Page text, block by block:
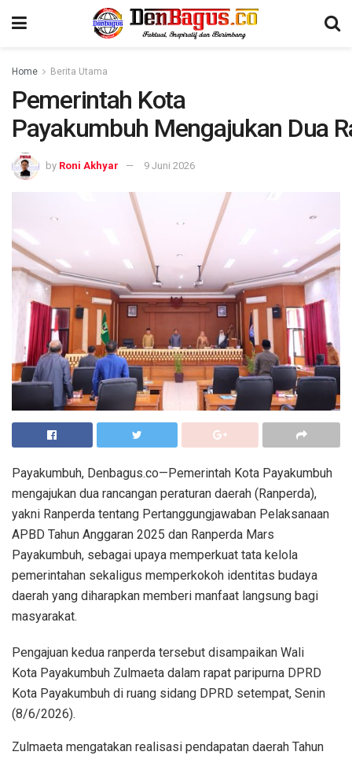
Home Berita Utama
Pemerintah Kota
Payakumbuh Mengajukan Dua
by Roni Akhyar 9 Juni 2026
Payakumbuh, Denbagus.co—Pemerintah Kota Payakumbuh
mengajukan dua rancangan peraturan daerah (Ranperda),
yakni Ranperda tentang Pertanggungjawaban Pelaksanaan
APBD Tahun Anggaran 2025 dan Ranperda Mars
Payakumbuh, sebagai upaya memperkuat tata kelola
pemerintahan sekaligus memperkokoh identitas budaya
daerah yang diharapkan memberi manfaat langsung bagi
masyarakat.
Pengajuan kedua ranperda tersebut disampaikan Wali
Kota Payakumbuh Zulmaeta dalam rapat paripurna DPRD
Kota Payakumbuh di ruang sidang DPRD setempat, Senin
(8/6/2026).
Zulmaeta mengatakan realisasi pendapatan daerah Tahun